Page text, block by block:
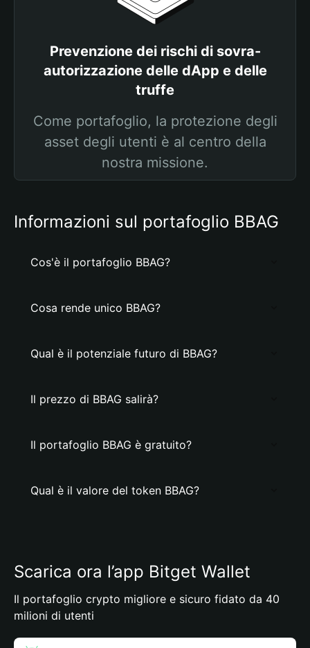
Prevenzione dei rischi di sovra-
autorizzazione delle dApp e delle
truffe
Come portafoglio, la protezione degli
asset degli utenti è al centro della
nostra missione.
Informazioni sul portafoglio BBAG
Cos'è il portafoglio BBAG?
Cosa rende unico BBAG?
Qual è il potenziale futuro di BBAG?
Il prezzo di BBAG salirà?
Il portafoglio BBAG è gratuito?
Qual è il valore del token BBAG?
Scarica ora l’app Bitget Wallet
Il portafoglio crypto migliore e sicuro fidato da 40
milioni di utenti